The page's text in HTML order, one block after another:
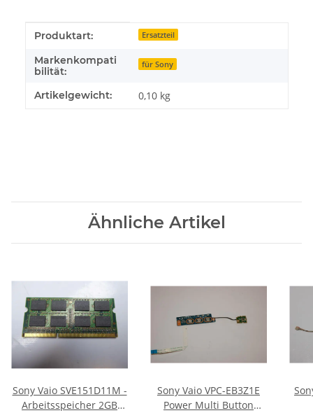
Produkteigenschaft
Wert
Produktart: Ersatzteil
Markenkompati
bilität:
für Sony
Artikelgewicht: 0,10 kg
Ähnliche Artikel
Sony Vaio SVE151D11M -
Arbeitsspeicher 2GB
Sony Vaio VPC-EB3Z1E
Power Multi Button